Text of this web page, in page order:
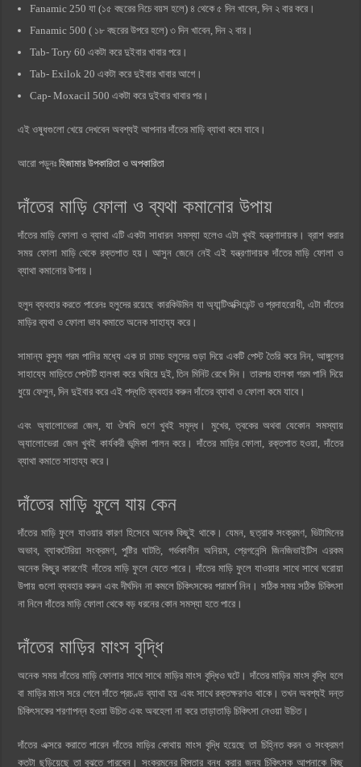
Fanamic 250 যা (১৫ বছরের নিচে বয়স হলে) ৪ থেকে ৫ দিন খাবেন, দিন ২ বার করে।
Fanamic 500 ( ১৮ বছরের উপরে হলে) ৩ দিন খাবেন, দিন ২ বার।
Tab- Tory 60 একটা করে দুইবার খাবার পরে।
Tab- Exilok 20 একটা করে দুইবার খাবার আগে।
Cap- Moxacil 500 একটা করে দুইবার খাবার পর।
এই ওষুধগুলো খেয়ে দেখবেন অবশ্যই আপনার দাঁতের মাড়ি ব্যাথা কমে যাবে।
আরো পড়ুনঃহিজামার উপকারিতা ও অপকারিতা
দাঁতের মাড়ি ফোলা ও ব্যথা কমানোর উপায়
দাঁতের মাড়ি ফোলা ও ব্যাথা এটি একটা সাধারন সমস্যা হলেও এটা খুবই যন্ত্রণাদায়ক। ব্রাশ করার
সময় ফোলা মাড়ি থেকে রক্তপাত হয়। আসুন জেনে নেই এই যন্ত্রণাদায়ক দাঁতের মাড়ি ফোলা ও
ব্যাথা কমানোর উপায়।
হলুদ ব্যবহার করতে পারেনঃ হলুদের রয়েছে কারকিউমিন যা অ্যান্টিঅক্সিডেন্ট ও প্রদাহরোধী, এটা দাঁতের
মাড়ির ব্যথা ও ফোলা ভাব কমাতে অনেক সাহায্য করে।
সামান্য কুসুম গরম পানির মধ্যে এক চা চামচ হলুদের গুড়া দিয়ে একটি পেস্ট তৈরি করে নিন, আঙ্গুলের
সাহায্যে মাড়িতে পেস্টটি হালকা করে ঘষিয়ে দুই, তিন মিনিট রেখে দিন। তারপর হালকা গরম পানি দিয়ে
ধুয়ে ফেলুন, দিন দুইবার করে এই পদ্ধতি ব্যবহার করুন দাঁতের ব্যাথা ও ফোলা কমে যাবে।
এবং অ্যালোভেরা জেল, যা ঔষধি গুণে খুবই সমৃদ্ধ। মুখের, ত্বকের অথবা যেকোন সমস্যায়
অ্যালোভেরা জেল খুবই কার্যকরী ভূমিকা পালন করে। দাঁতের মাড়ির ফোলা, রক্তপাত হওয়া, দাঁতের
ব্যাথা কমাতে সাহায্য করে।
দাঁতের মাড়ি ফুলে যায় কেন
দাঁতের মাড়ি ফুলে যাওয়ার কারণ হিসেবে অনেক কিছুই থাকে। যেমন, ছত্রাক সংক্রমণ, ভিটামিনের
অভাব, ব্যাকটেরিয়া সংক্রমণ, পুষ্টির ঘাটতি, গর্ভকালীন অনিয়ম, প্রেগনেন্সি জিনজিভাইটিস এরকম
অনেক কিছুর কারণেই দাঁতের মাড়ি ফুলে যেতে পারে। দাঁতের মাড়ি ফুলে যাওয়ার সাথে সাথে ঘরোয়া
উপায় গুলো ব্যবহার করুন এবং দীর্ঘদিন না কমলে চিকিৎসকের পরামর্শ নিন। সঠিক সময় সঠিক চিকিৎসা
না নিলে দাঁতের মাড়ি ফোলা থেকে বড় ধরনের কোন সমস্যা হতে পারে।
দাঁতের মাড়ির মাংস বৃদ্ধি
অনেক সময় দাঁতের মাড়ি ফোলার সাথে সাথে মাড়ির মাংস বৃদ্ধিও ঘটে। দাঁতের মাড়ির মাংস বৃদ্ধি হলে
বা মাড়ির মাংস সরে গেলে দাঁতে প্রচণ্ড ব্যাথা হয় এবং সাথে রক্তক্ষরণও থাকে। তখন অবশ্যই দন্ত
চিকিৎসকের শরণাপন্ন হওয়া উচিত এবং অবহেলা না করে তাড়াতাড়ি চিকিৎসা নেওয়া উচিত।
দাঁতের এক্সরে করাতে পারেন দাঁতের মাড়ির কোথায় মাংস বৃদ্ধি হয়েছে তা চিহ্নিত করন ও সংক্রমণ
কতটা ছড়িয়েছে তা বুঝতে পারবেন। সংক্রমনের বিস্তার বন্ধ করার জন্য চিকিৎসক আপনাকে কিছু